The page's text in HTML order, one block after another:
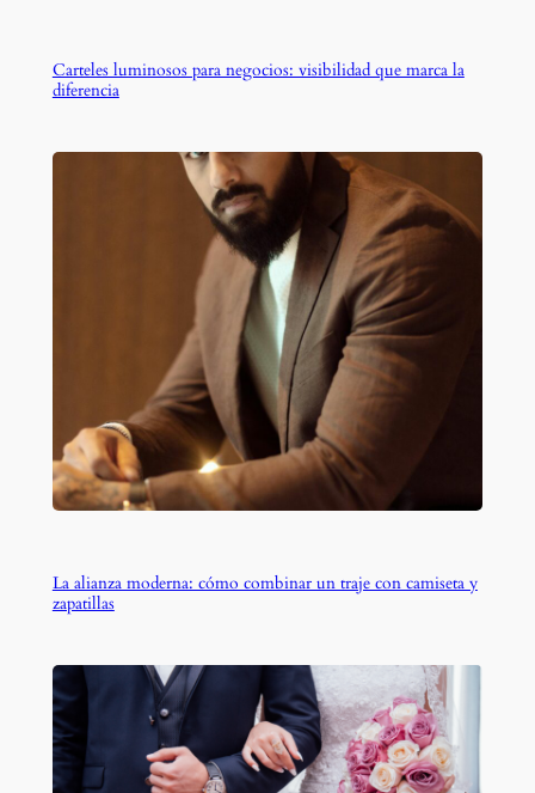
Carteles luminosos para negocios: visibilidad que marca la
diferencia
La alianza moderna: cómo combinar un traje con camiseta y
zapatillas